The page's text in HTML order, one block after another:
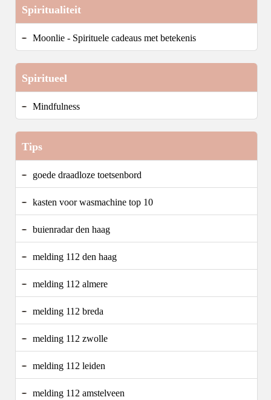
Spiritualiteit
Moonlie - Spirituele cadeaus met betekenis
Spiritueel
Mindfulness
Tips
goede draadloze toetsenbord
kasten voor wasmachine top 10
buienradar den haag
melding 112 den haag
melding 112 almere
melding 112 breda
melding 112 zwolle
melding 112 leiden
melding 112 amstelveen